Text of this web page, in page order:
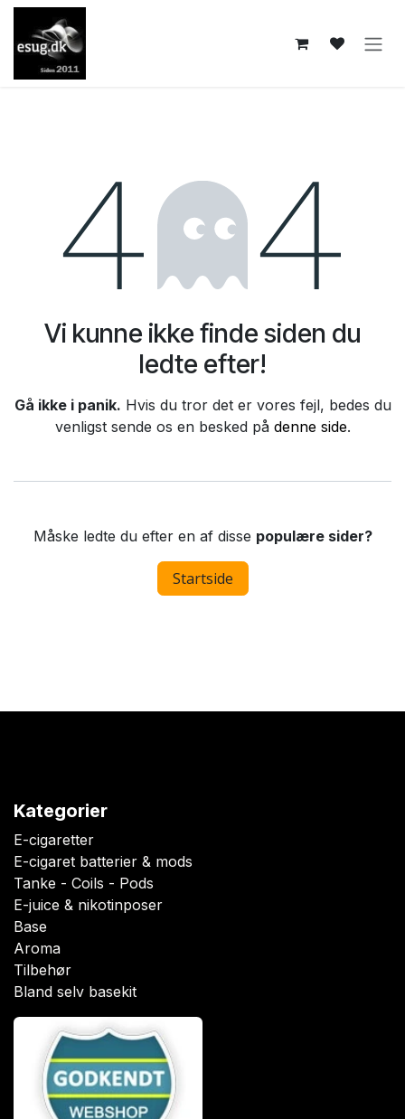
Skip to Content
Fejl 404
Vi kunne ikke finde siden du
ledte efter!
Gå ikke i panik. Hvis du tror det er vores fejl, bedes du
venligst sende os en besked på denne side.
Måske ledte du efter en af disse populære sider?
Startside
Kategorier
E-cigaretter
E-cigaret batterier & mods
Tanke - Coils - Pods
E-juice & nikotinposer
Base
Aroma
Tilbehør
Bland selv basekit